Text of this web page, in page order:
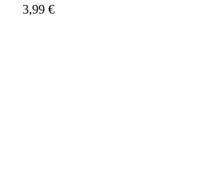
3,99 €